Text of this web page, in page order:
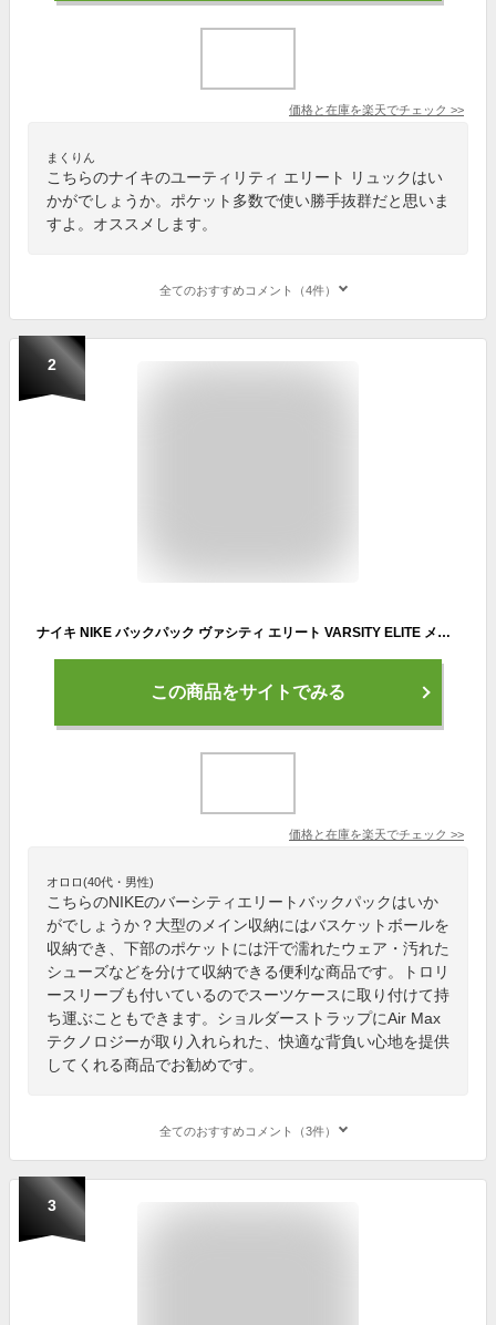
価格と在庫を楽天でチェック >>
まくりん
こちらのナイキのユーティリティ エリート リュックはい
かがでしょうか。ポケット多数で使い勝手抜群だと思いま
すよ。オススメします。
全てのおすすめコメント（4件）
2
ナイキ NIKE バックパック ヴァシティ エリート VARSITY ELITE メンズ レディース バーシティ リュック 32L 2026年春夏新作 2026SS ブラック HM9965-010 | ブランド [正規取扱店]
この商品をサイトでみる
価格と在庫を楽天でチェック >>
オロロ(40代・男性)
こちらのNIKEのバーシティエリートバックパックはいか
がでしょうか？大型のメイン収納にはバスケットボールを
収納でき、下部のポケットには汗で濡れたウェア・汚れた
シューズなどを分けて収納できる便利な商品です。トロリ
ースリーブも付いているのでスーツケースに取り付けて持
ち運ぶこともできます。ショルダーストラップにAir Max
テクノロジーが取り入れられた、快適な背負い心地を提供
してくれる商品でお勧めです。
全てのおすすめコメント（3件）
3